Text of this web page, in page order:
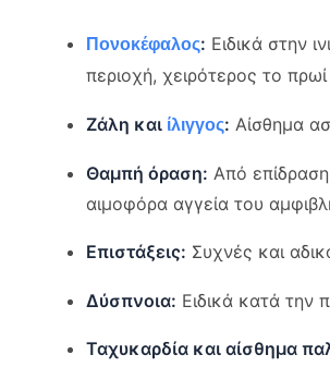
Πονοκέφαλος: Ειδικά στην
περιοχή, χειρότερος το πρωί
Ζάλη και ίλιγγος: Αίσθημα
Θαμπή όραση: Από
αιμοφόρα αγγεία του
Επιστάξεις: Συχνές και
Δύσπνοια: Ειδικά κατά την
Ταχυκαρδία και αίσθημα